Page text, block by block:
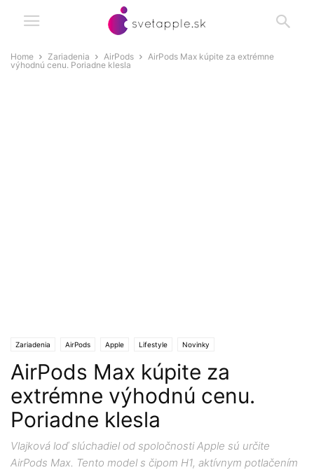
Home Zariadenia AirPods
AirPods Max kúpite za extrémne
výhodnú cenu. Poriadne klesla
Zariadenia AirPods Apple Lifestyle Novinky
AirPods Max kúpite za
extrémne výhodnú cenu.
Poriadne klesla
Vlajková loď slúchadiel od spoločnosti Apple sú určite
AirPods Max. Tento model s čipom H1, aktívnym potlačením